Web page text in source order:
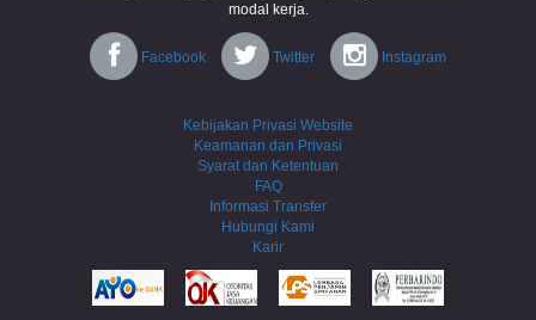
modal kerja.
Facebook Twitter Instagram
Kebijakan Privasi Website
Keamanan dan Privasi
Syarat dan Ketentuan
FAQ
Informasi Transfer
Hubungi Kami
Karir